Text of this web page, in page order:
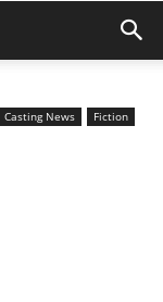
Casting News
Fiction